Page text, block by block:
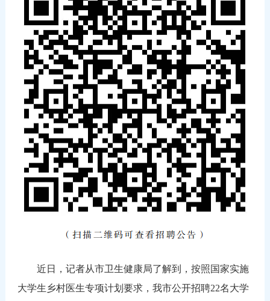
近日，记者从市卫生健康局了解到，按照国家实施
大学生乡村医生专项计划要求，我市公开招聘22名大学